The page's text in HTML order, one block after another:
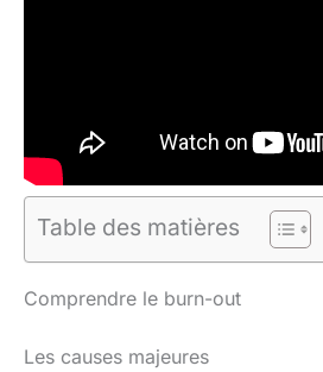
Table des matières
Comprendre le burn-out
Les causes majeures